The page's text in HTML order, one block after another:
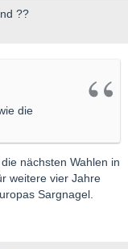
??
die
nächsten Wahlen in
weitere vier Jahre
Sargnagel.